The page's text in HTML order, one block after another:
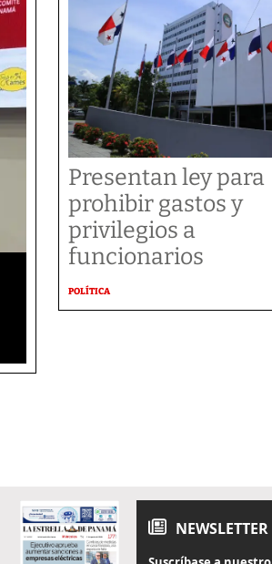
Presentan ley para
prohibir gastos y
privilegios a
funcionarios
POLÍTICA
NEWSLETTER